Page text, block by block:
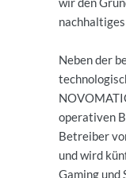
Neben der
operativen
Betreiber
und wird
Gaming